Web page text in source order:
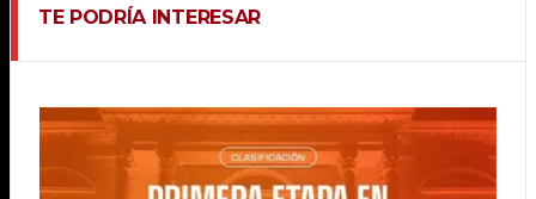
TE PODRÍA INTERESAR